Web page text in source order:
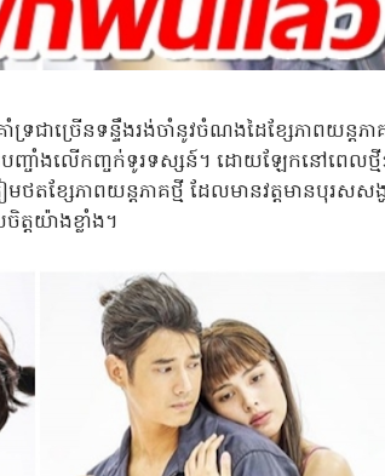
ទ្រជាច្រើនទន្ទឹងរង់ចាំនូវចំណងដៃខ្សែភាពយន្តភា
ចាំងលើកញ្ចក់ទូរទស្សន៍។ ដោយឡែកនៅពេលថ្មី
ខ្សែភាពយន្តភាគថ្មី ដែលមានវត្តមានបុរសសង្ហ
ត្តយ៉ាងខ្លាំង។